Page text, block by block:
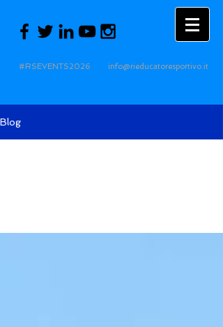
#RSEVENTS2026 info@rieducatoresportivo.it
Blog